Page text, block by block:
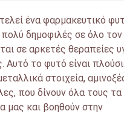
ένα φαρμακευτικό
πολύ δημοφιλές σε όλο
σε αρκετές θεραπείες
Αυτό το φυτό είναι
στοιχεία,
που δίνουν όλα τους
μας και βοηθούν στην